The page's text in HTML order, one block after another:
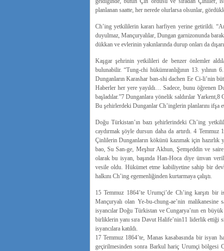
planlanan saatte, her nerede olurlarsa olsunlar,
Ch’ing yetkililerin kararı harfiyen yerine getirildi.
duyulmaz, Mançuryalılar, Dungan garnizonunda
dükkan ve evlerinin yakınlarında durup onları da
Kaşgar şehrinin yetkilileri de benzer önlemler
bulunabilir. “Tung-chi hükümranlığının 13. yılının
Dunganların Karashar ban-shi dachen Ee Ci-li’nin
Haberler her yere yayıldı… Sadece, bunu öğrenen
başladılar.”7 Dunganlara yönelik saldırılar Yarkent,8
Bu şehirlerdeki Dunganlar Ch’inglerin planlarını ifşa
Doğu Türkistan’ın bazı şehirlerindeki Ch’ing
caydırmak şöyle dursun daha da artırdı. 4
Çinlilerin Dunganların kökünü kazımak için
bao, Su San-ge, Meşhur Akhun, Şemşeddin ve
olarak bu isyan, başında Han-Hoca diye ünvan
vesile oldu. Hükümet etme kabiliyetine sahip bir
halkını Ch’ing egemenliğinden kurtarmaya çalıştı.
15 Temmuz 1864’te Urumçi’de Ch’ing karşıtı
Mançuryalı olan Ye-bu-chung-ae’nin malikanesine
isyancılar Doğu Türkistan ve Cungarya’nın en
birliklerin yanı sıra Davut Halife’nin11 liderlik ettiği
isyancılara katıldı.
17 Temmuz 1864’te, Manas kasabasında bir isyan
geçirilmesinden sonra Barkul hariç Urumçi bölgesi